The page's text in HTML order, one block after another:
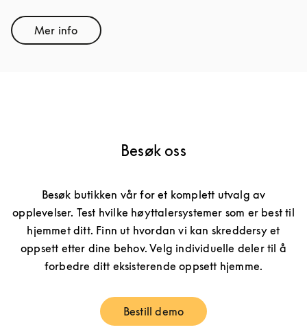
Mer infoLink Opens in New Tab
Besøk oss
Besøk butikken vår for et komplett utvalg av
opplevelser. Test hvilke høyttalersystemer som er best til
hjemmet ditt. Finn ut hvordan vi kan skreddersy et
oppsett etter dine behov. Velg individuelle deler til å
forbedre ditt eksisterende oppsett hjemme.
Bestill demoLink Opens in New Tab